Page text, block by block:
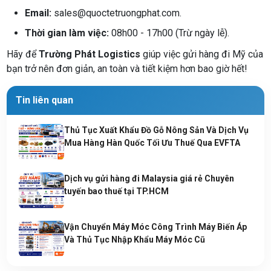
Email: sales@quoctetruongphat.com.
Thời gian làm việc: 08h00 - 17h00 (Trừ ngày lễ).
Hãy đểTrường Phát Logistics giúp việc gửi hàng đi Mỹ của
bạn trở nên đơn giản, an toàn và tiết kiệm hơn bao giờ hết!
Tin liên quan
Thủ Tục Xuất Khẩu Đồ Gỗ Nông Sản Và Dịch Vụ
Mua Hàng Hàn Quốc Tối Ưu Thuế Qua EVFTA
Dịch vụ gửi hàng đi Malaysia giá rẻ Chuyên
tuyến bao thuế tại TP.HCM
Vận Chuyển Máy Móc Công Trình Máy Biến Áp
Và Thủ Tục Nhập Khẩu Máy Móc Cũ